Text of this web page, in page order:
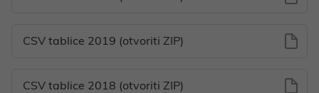
CSV tablice 2019 (otvoriti ZIP)
CSV tablice 2018 (otvoriti ZIP)